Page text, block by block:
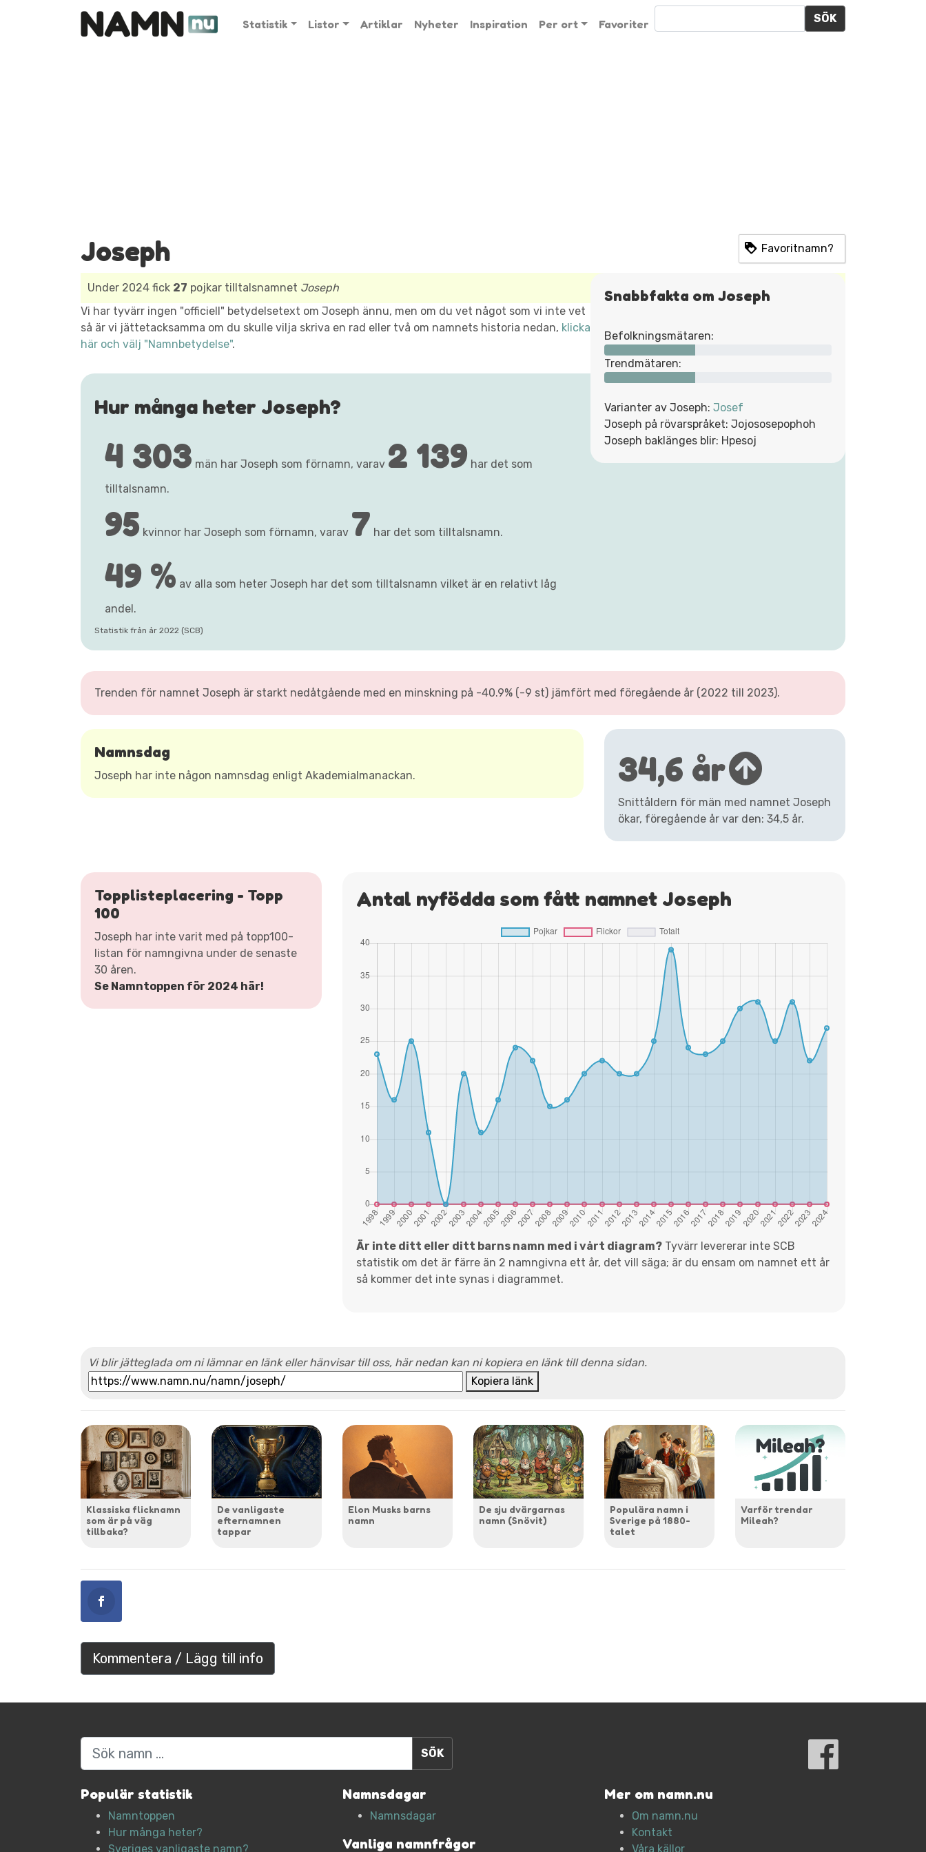
Statistik Listor Artiklar Nyheter Inspiration Per ort Favoriter SÖK
Joseph Favoritnamn?
Snabbfakta om Joseph
Befolkningsmätaren:
Trendmätaren:
Varianter av Joseph:Josef
Joseph på rövarspråket: Jojososepophoh
Joseph baklänges blir: Hpesoj
Under 2024 fick 27 pojkar tilltalsnamnet Joseph
Vi har tyvärr ingen "officiell" betydelsetext om Joseph ännu, men om du vet något som vi inte vet
så är vi jättetacksamma om du skulle vilja skriva en rad eller två om namnets historia nedan, klicka
här och välj "Namnbetydelse".
Hur många heter Joseph?
4 303 män har Joseph som förnamn, varav 2 139 har det som
tilltalsnamn.
95 kvinnor har Joseph som förnamn, varav 7 har det som tilltalsnamn.
49 % av alla som heter Joseph har det som tilltalsnamn vilket är en relativt låg
andel.
Statistik från år 2022 (SCB)
Trenden för namnet Joseph är starkt nedåtgående med en minskning på -40.9% (-9 st) jämfört med föregående år (2022 till 2023).
Namnsdag
Joseph har inte någon namnsdag enligt Akademialmanackan. 34,6 år
Snittåldern för män med namnet Joseph
ökar, föregående år var den: 34,5 år.
Topplisteplacering - Topp
100
Joseph har inte varit med på topp100-
listan för namngivna under de senaste
30 åren.
Se Namntoppen för 2024 här!
Antal nyfödda som fått namnet Joseph
Är inte ditt eller ditt barns namn med i vårt diagram?Tyvärr levererar inte SCB
statistik om det är färre än 2 namngivna ett år, det vill säga; är du ensam om namnet ett år
så kommer det inte synas i diagrammet.
Vi blir jätteglada om ni lämnar en länk eller hänvisar till oss, här nedan kan ni kopiera en länk till denna sidan.
Kopiera länk
Klassiska flicknamn
som är på väg
tillbaka?
De vanligaste
efternamnen
tappar
Elon Musks barns
namn
De sju dvärgarnas
namn (Snövit)
Populära namn i
Sverige på 1880-
talet
Varför trendar
Mileah?
Kommentera / Lägg till info
Sök
Populär statistik
Namntoppen
Hur många heter?
Sveriges vanligaste namn?
Namnsdagar
Namnsdagar
Vanliga namnfrågor
Mer om namn.nu
Om namn.nu
Kontakt
Våra källor